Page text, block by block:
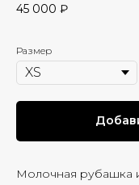
45 000 ₽
Размер
Молочная рубашка